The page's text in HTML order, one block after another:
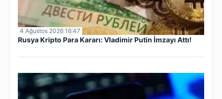
4 Ağustos 2026 16:47
Rusya Kripto Para Kararı: Vladimir Putin İmzayı Attı!